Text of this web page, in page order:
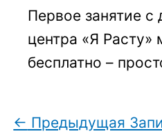
Первое занятие с
центра «Я Расту»
бесплатно –
← Предыдущая